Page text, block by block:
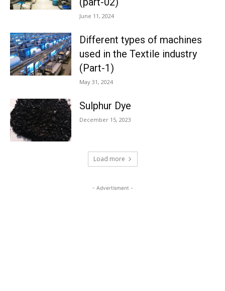
June 11, 2024
Different types of machines
used in the Textile industry
(Part-1)
May 31, 2024
Sulphur Dye
December 15, 2023
Load more
- Advertisment -